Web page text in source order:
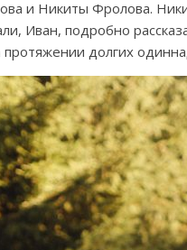
и Никиты Фролова.
Иван, подробно
долгих